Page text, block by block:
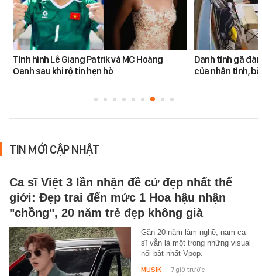
Tình hình Lê Giang Patrik và MC Hoàng
Oanh sau khi rộ tin hẹn hò
Danh tính gã
của nhân tình,
TIN MỚI CẬP NHẬT
Ca sĩ Việt 3 lần nhận đề cử đẹp nhất thế
giới: Đẹp trai đến mức 1 Hoa hậu nhận
"chồng", 20 năm trẻ đẹp không già
Gần 20 năm làm nghề, nam ca
sĩ vẫn là một trong những visual
nổi bật nhất Vpop.
MUSIK - 7 giờ trước